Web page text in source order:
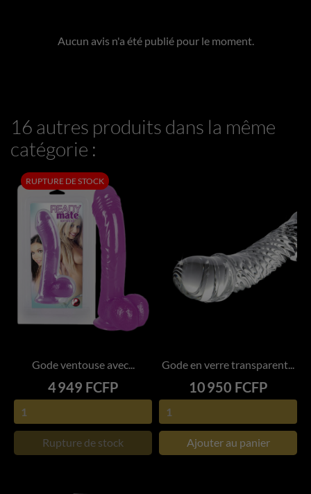
Aucun avis n'a été publié pour le moment.
16 autres produits dans la même
catégorie :
Gode ventouse avec...
Prix
4 949 FCFP
Rupture de stock
RUPTURE DE STOCK
Gode en verre transparent...
Prix
10 950 FCFP
Ajouter au panier